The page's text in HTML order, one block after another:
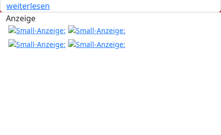
weiterlesen
Anzeige